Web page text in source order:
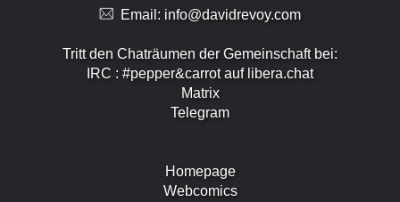
Email: info@davidrevoy.com
Tritt den Chaträumen der Gemeinschaft bei:
IRC : #pepper&carrot auf libera.chat
Matrix
Telegram
Homepage
Webcomics